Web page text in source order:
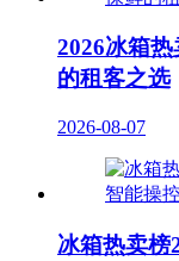
2026冰箱
的租客之选
2026-08-07
冰箱热卖榜